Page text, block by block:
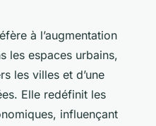
à l’augmentation
les espaces urbains,
les villes et d’une
Elle redéfinit les
influençant